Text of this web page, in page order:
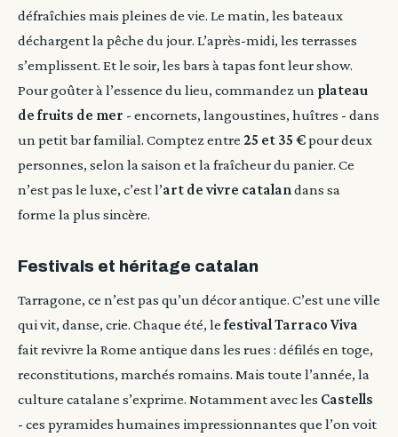
défraîchies mais pleines de vie. Le matin, les bateaux
déchargent la pêche du jour. L’après-midi, les terrasses
s’emplissent. Et le soir, les bars à tapas font leur show.
Pour goûter à l’essence du lieu, commandez un plateau
de fruits de mer - encornets, langoustines, huîtres - dans
un petit bar familial. Comptez entre 25 et 35 €pour deux
personnes, selon la saison et la fraîcheur du panier. Ce
n’est pas le luxe, c’est l’art de vivre catalan dans sa
forme la plus sincère.
Festivals et héritage catalan
Tarragone, ce n’est pas qu’un décor antique. C’est une ville
qui vit, danse, crie. Chaque été, lefestival Tarraco Viva
fait revivre la Rome antique dans les rues : défilés en toge,
reconstitutions, marchés romains. Mais toute l’année, la
culture catalane s’exprime. Notamment avec les Castells
- ces pyramides humaines impressionnantes que l’on voit